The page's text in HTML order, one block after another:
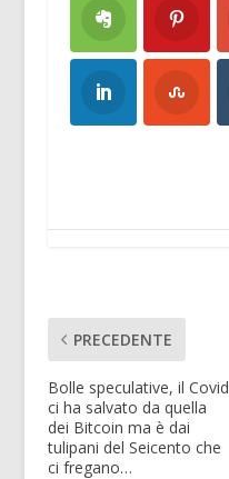
PRECEDENTE
Bolle speculative, il Covid
ci ha salvato da quella
dei Bitcoin ma è dai
tulipani del Seicento che
ci fregano…